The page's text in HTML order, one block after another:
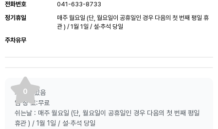
전화번호
041-633-8733
정기휴일
매주 월요일 (단, 월요일이 공휴일인 경우 다음의 첫 번째 평일 휴
관 ) / 1월 1일 / 설·추석 당일
주차유무
0
화장실:있음
입 장 료:무료
쉬는날 : 매주 월요일 (단, 월요일이 공휴일인 경우 다음의 첫 번째 평일
휴관 ) / 1월 1일 / 설·추석 당일